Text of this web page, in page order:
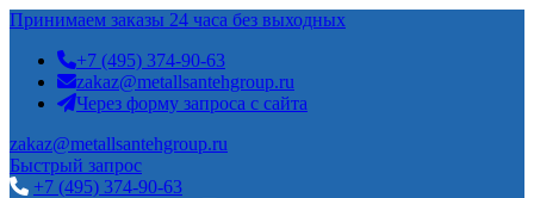
Принимаем заказы 24 часа без выходных
+7 (495) 374-90-63
zakaz@metallsantehgroup.ru
Через форму запроса с сайта
zakaz@metallsantehgroup.ru
Быстрый запрос
+7 (495) 374-90-63